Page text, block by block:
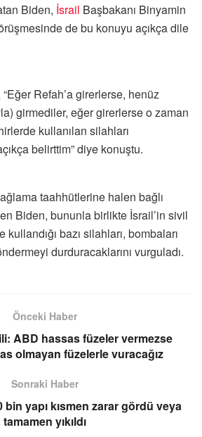
Biden, İsrail Başbakanı Binyamin
de bu konuyu açıkça dile
Refah’a girerlerse, henüz
girmediler, eğer girerlerse o zaman
kullanılan silahları
belirttim” diye konuştu.
taahhütlerine halen bağlı
Biden, bununla birlikte İsrail’in sivil
bazı silahları, bombaları
durduracaklarını vurguladı.
Önceki Haber
ABD hassas füzeler vermezse
olmayan füzelerle vuracağız
Sonraki Haber
bin yapı kısmen zarar gördü veya
tamamen yıkıldı